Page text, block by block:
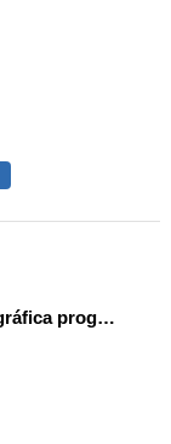
Recoge los datos en una gráfica programando tu placa microbit con MakeCode y conoce la Tª y nivel de luz en este eclipse